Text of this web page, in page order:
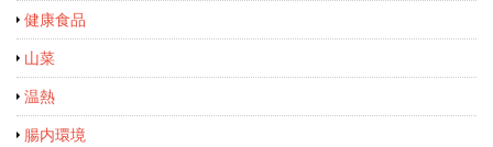
健康食品
山菜
温熱
腸内環境